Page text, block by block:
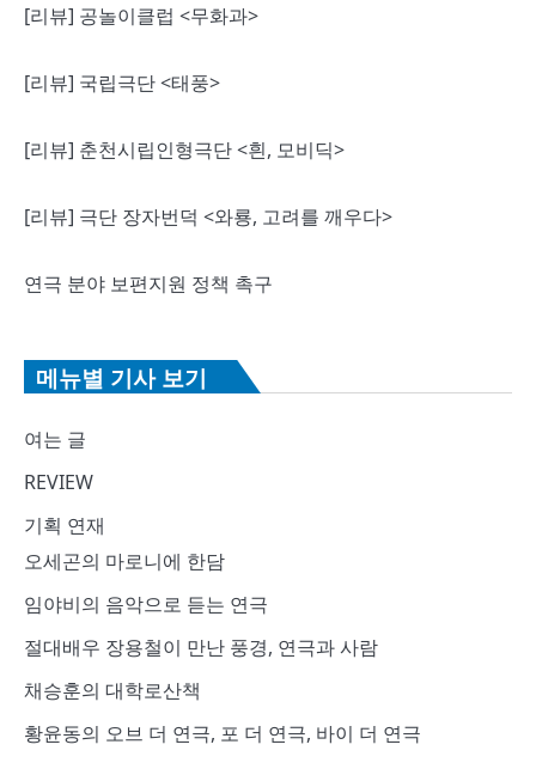
[리뷰] 공놀이클럽 <무화과>
[리뷰] 국립극단 <태풍>
[리뷰] 춘천시립인형극단 <흰, 모비딕>
[리뷰] 극단 장자번덕 <와룡, 고려를 깨우다>
연극 분야 보편지원 정책 촉구
메뉴별 기사 보기
여는 글
REVIEW
기획 연재
오세곤의 마로니에 한담
임야비의 음악으로 듣는 연극
절대배우 장용철이 만난 풍경, 연극과 사람
채승훈의 대학로산책
황윤동의 오브 더 연극, 포 더 연극, 바이 더 연극